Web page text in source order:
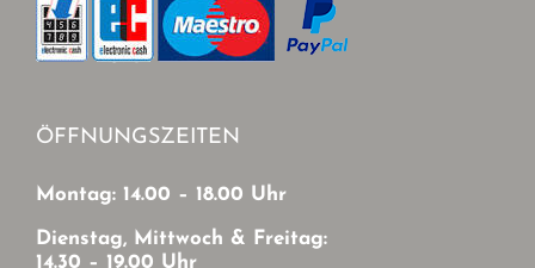
ÖFFNUNGSZEITEN
Montag: 14.00 – 18.00 Uhr
Dienstag, Mittwoch & Freitag:
14.30 – 19.00 Uhr